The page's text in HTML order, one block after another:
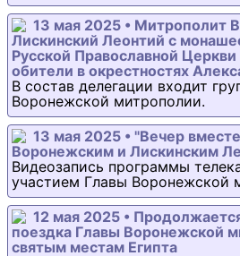
13 мая 2025 • Митрополит
Лискинский Леонтий с
Русской Православной
обители в окрестностях
В состав делегации входит
Воронежской митрополии.
13 мая 2025 • "Вечер
Воронежским и Лискинским
Видеозапись программы
участием Главы Воронежской
12 мая 2025 •
поездка Главы Воронежской
святым местам Египта